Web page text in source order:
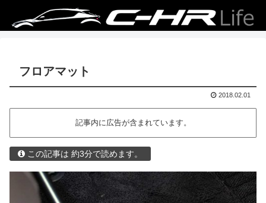
フロアマット
2018.02.01
記事内に広告が含まれています。
この記事は 約3分で読めます。